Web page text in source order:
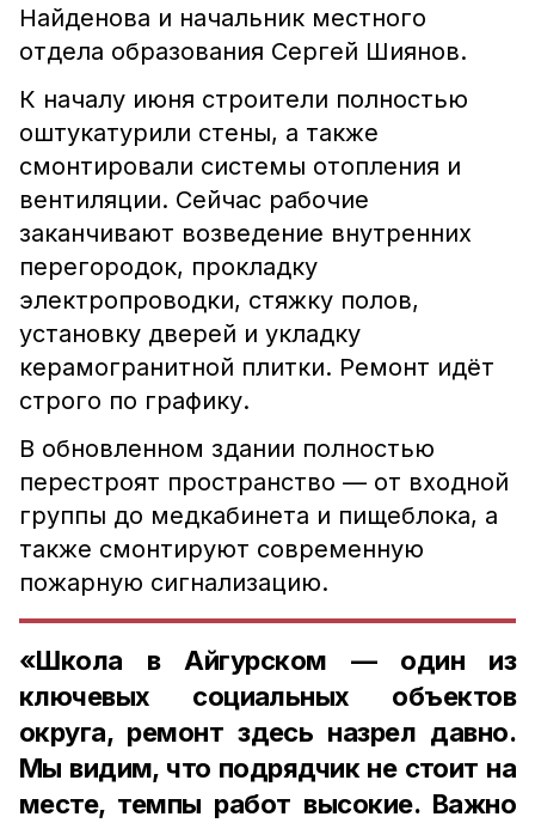
Найденова и начальник местного
отдела образования Сергей Шиянов.
К началу июня строители полностью
оштукатурили стены, а также
смонтировали системы отопления и
вентиляции. Сейчас рабочие
заканчивают возведение внутренних
перегородок, прокладку
электропроводки, стяжку полов,
установку дверей и укладку
керамогранитной плитки. Ремонт идёт
строго по графику.
В обновленном здании полностью
перестроят пространство — от входной
группы до медкабинета и пищеблока, а
также смонтируют современную
пожарную сигнализацию.
«Школа в Айгурском — один из
ключевых социальных объектов
округа, ремонт здесь назрел давно.
Мы видим, что подрядчик не стоит на
месте, темпы работ высокие. Важно